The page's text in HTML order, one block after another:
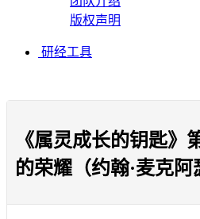
版权声明
研经工具
《属灵成长的钥匙
的荣耀（约翰·麦克阿